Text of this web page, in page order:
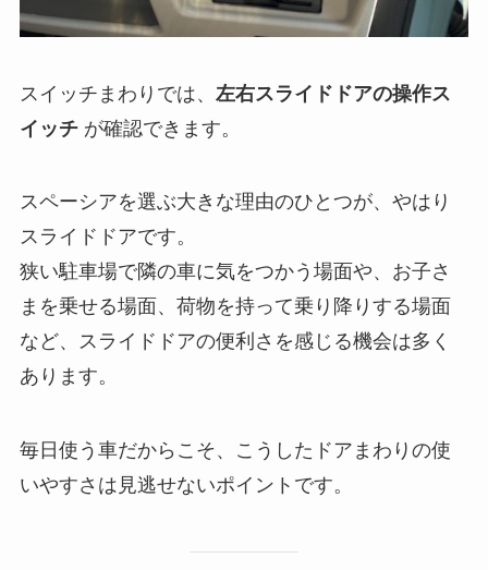
スイッチまわりでは、 左右スライドドアの操作ス
イッチが確認できます。
スペーシアを選ぶ大きな理由のひとつが、やはり
スライドドアです。
狭い駐車場で隣の車に気をつかう場面や、お子さ
まを乗せる場面、荷物を持って乗り降りする場面
など、スライドドアの便利さを感じる機会は多く
あります。
毎日使う車だからこそ、こうしたドアまわりの使
いやすさは見逃せないポイントです。